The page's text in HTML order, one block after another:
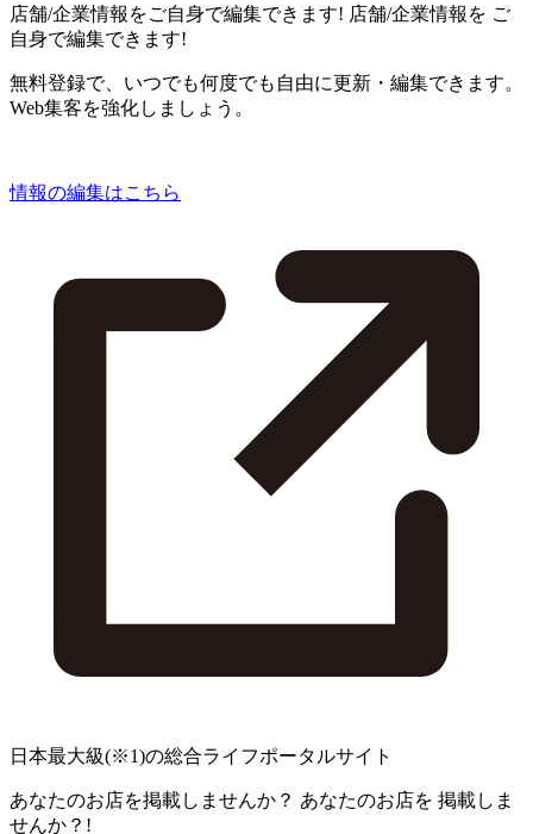
店舗/企業情報をご自身で編集できます! 店舗/企業情報を ご
自身で編集できます!
無料登録で、いつでも何度でも自由に更新・編集できます。
Web集客を強化しましょう。
情報の編集はこちら
日本最大級(※1)の総合ライフポータルサイト
あなたのお店を掲載しませんか？ あなたのお店を 掲載しま
せんか？!